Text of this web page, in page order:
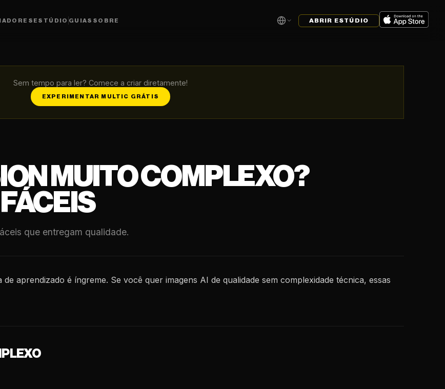
ESTÚDIO GUIAS SOBRE ABRIR ESTÚDIO
Sem tempo para ler? Comece a criar diretamente!
EXPERIMENTAR MULTIC GRÁTIS
MUITO COMPLEXO?
que entregam qualidade.
aprendizado é íngreme. Se você quer imagens AI de qualidade sem complexidade técnica, essas